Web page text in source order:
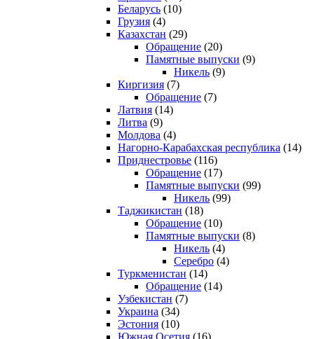
Беларусь (10)
Грузия (4)
Казахстан (29)
Обращение (20)
Памятные выпуски (9)
Никель (9)
Киргизия (7)
Обращение (7)
Латвия (14)
Литва (9)
Молдова (4)
Нагорно-Карабахская республика (14)
Приднестровье (116)
Обращение (17)
Памятные выпуски (99)
Никель (99)
Таджикистан (18)
Обращение (10)
Памятные выпуски (8)
Никель (4)
Серебро (4)
Туркменистан (14)
Обращение (14)
Узбекистан (7)
Украина (34)
Эстония (10)
Южная Осетия (16)